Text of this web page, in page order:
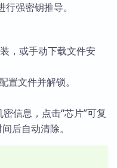
强密钥推导。
，或手动下载文件安
置文件并解锁。
密信息，点击“芯片”可复
后自动清除。